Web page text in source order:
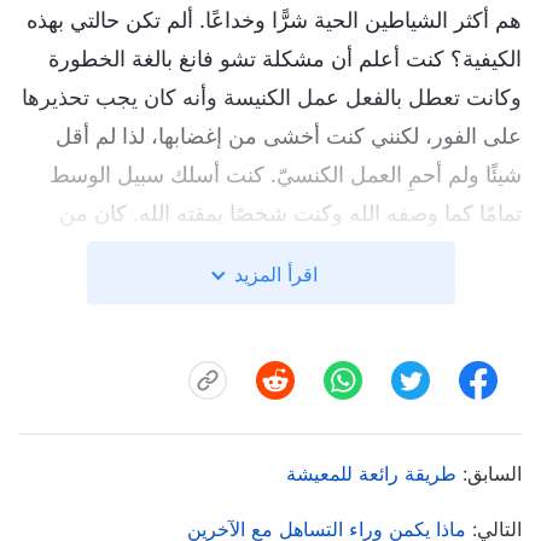
هم أكثر الشياطين الحية شرًّا وخداعًا. ألم تكن حالتي بهذه
الكيفية؟ كنت أعلم أن مشكلة تشو فانغ بالغة الخطورة
وكانت تعطل بالفعل عمل الكنيسة وأنه كان يجب تحذيرها
على الفور، لكنني كنت أخشى من إغضابها، لذا لم أقل
شيئًا ولم أحمِ العمل الكنسيّ. كنت أسلك سبيل الوسط
تمامًا كما وصفه الله وكنت شخصًا يمقته الله. كان من
الناس وأخدعهم بعد اليوم. كان عليَّ التمسُّك بالمبادئ
إيجاد الوقت لأوضّح لتشو فانغ مشكلتها. لكن في ذلك
اليوم نفسه، تفاجأتُ عندما أوضحت تشو فانغ مشكلاتي
والمكانة في واجبي وأنني كنت أستغل مكانتي لتوبيخ
الناس. أدركتُ أن مشكلاتي كانت بالغة الخطورة لدرجة
اقرأ المزيد
السابق: طريقة رائعة للمعيشة
التالي: ماذا يكمن وراء التساهل مع الآخرين